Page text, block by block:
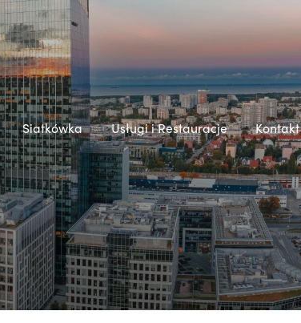
Siatkówka Usługi i Restauracje Kontakt